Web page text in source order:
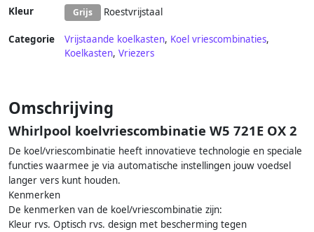
Kleur Grijs Roestvrijstaal
Categorie Vrijstaande koelkasten, Koel vriescombinaties,
Koelkasten, Vriezers
Omschrijving
Whirlpool koelvriescombinatie W5 721E OX 2
De koel/vriescombinatie heeft innovatieve technologie en speciale
functies waarmee je via automatische instellingen jouw voedsel
langer vers kunt houden.
Kenmerken
De kenmerken van de koel/vriescombinatie zijn:
Kleur rvs. Optisch rvs. design met bescherming tegen